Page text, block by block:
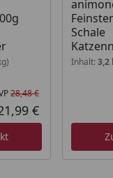
Rabatt in
28,48 €
Aktueller Preis
€
Schale
Inhalt: 3,2